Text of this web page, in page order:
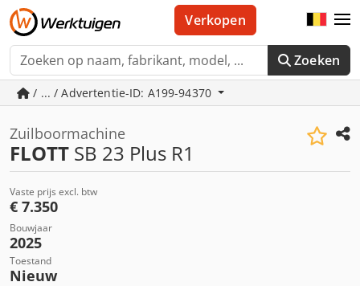
Zoeken
Verkopen
/ ... / Advertentie-ID: A199-94370
Zuilboormachine
FLOTT SB 23 Plus R1
Vaste prijs excl. btw
€ 7.350
Bouwjaar
2025
Toestand
Nieuw